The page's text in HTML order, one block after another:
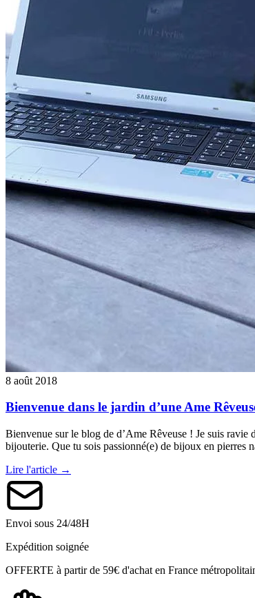
8 août 2018
Bienvenue dans le jardin d’une Ame
Bienvenue sur le blog de d’Ame Rêveuse ! Je suis ravie
bijouterie. Que tu sois passionné(e) de bijoux en pierres
Lire l'article →
Envoi sous 24/48H
Expédition soignée
OFFERTE à partir de 59€ d'achat en France